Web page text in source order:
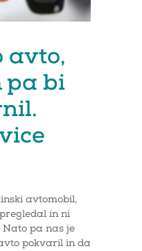
avto,
pa bi
avtomobil,
in ni
pa nas je
pokvaril in da